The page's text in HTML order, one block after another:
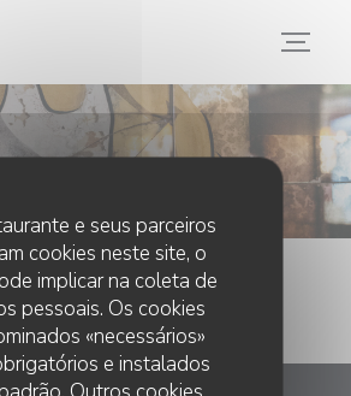
de Cookies
e seus parceiros
cookies neste site, o
implicar na coleta de
pessoais. Os cookies
«necessários»
e instalados